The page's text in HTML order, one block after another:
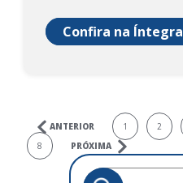
Confira na Íntegra
ANTERIOR 1 2
8 PRÓXIMA